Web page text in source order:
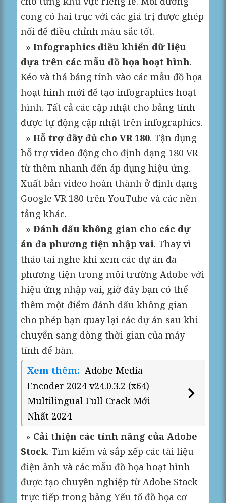
cong có hai trục với các giá trị được ghép
nối để điều chỉnh màu sắc tốt.
»Infographics điều khiển dữ liệu
dựa trên các mẫu đồ họa hoạt hình.
Kéo và thả bảng tính vào các mẫu đồ họa
hoạt hình mới để tạo infographics hoạt
hình. Tất cả các cập nhật cho bảng tính
được tự động cập nhật trên infographics.
»Hỗ trợ đầy đủ cho VR 180. Tận dụng
hỗ trợ video động cho định dạng 180 VR -
từ thêm nhanh đến áp dụng hiệu ứng.
Xuất bản video hoàn thành ở định dạng
Google VR 180 trên YouTube và các nền
tảng khác.
»Đánh dấu không gian cho các dự
án đa phương tiện nhập vai. Thay vì
tháo tai nghe khi xem các dự án đa
phương tiện trong môi trường Adobe với
hiệu ứng nhập vai, giờ đây bạn có thể
thêm một điểm đánh dấu không gian
cho phép bạn quay lại các dự án sau khi
chuyển sang dòng thời gian của máy
tính để bàn.
Xem thêm: Adobe Media
Encoder 2024 v24.0.3.2 (x64)
Multilingual Full Crack Mới
Nhất 2024
» Cải thiện các tính năng của Adobe
Stock. Tìm kiếm và sắp xếp các tài liệu
điện ảnh và các mẫu đồ họa hoạt hình
được tạo chuyên nghiệp từ Adobe Stock
trực tiếp trong bảng Yếu tố đồ họa cơ